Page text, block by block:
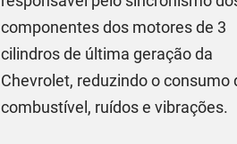
componentes dos motores de 3
cilindros de última geração da
Chevrolet, reduzindo o consumo
combustível, ruídos e vibrações.